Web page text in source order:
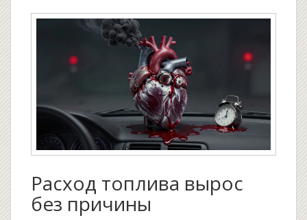
Расход топлива вырос
без причины